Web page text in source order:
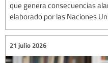
que genera consecuencias
elaborado por las Naciones
21 julio 2026